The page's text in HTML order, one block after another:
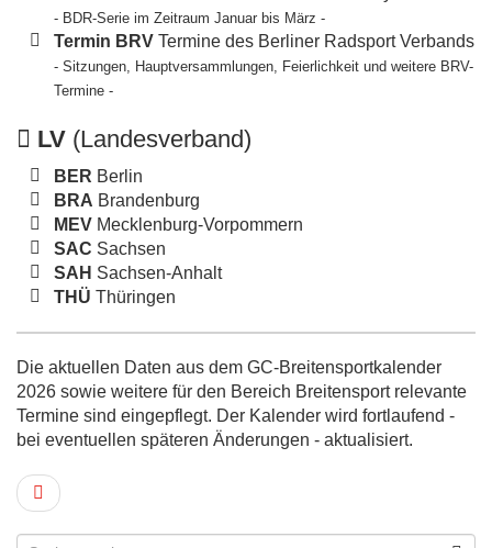
- BDR-Serie im Zeitraum Januar bis März -
Termin BRV Termine des Berliner Radsport Verbands
- Sitzungen, Hauptversammlungen, Feierlichkeit und weitere BRV-
Termine -
LV (Landesverband)
BER Berlin
BRA Brandenburg
MEV Mecklenburg-Vorpommern
SAC Sachsen
SAH Sachsen-Anhalt
THÜ Thüringen
Die aktuellen Daten aus dem GC-Breitensportkalender
2026 sowie weitere für den Bereich Breitensport relevante
Termine sind eingepflegt. Der Kalender wird fortlaufend -
bei eventuellen späteren Änderungen - aktualisiert.